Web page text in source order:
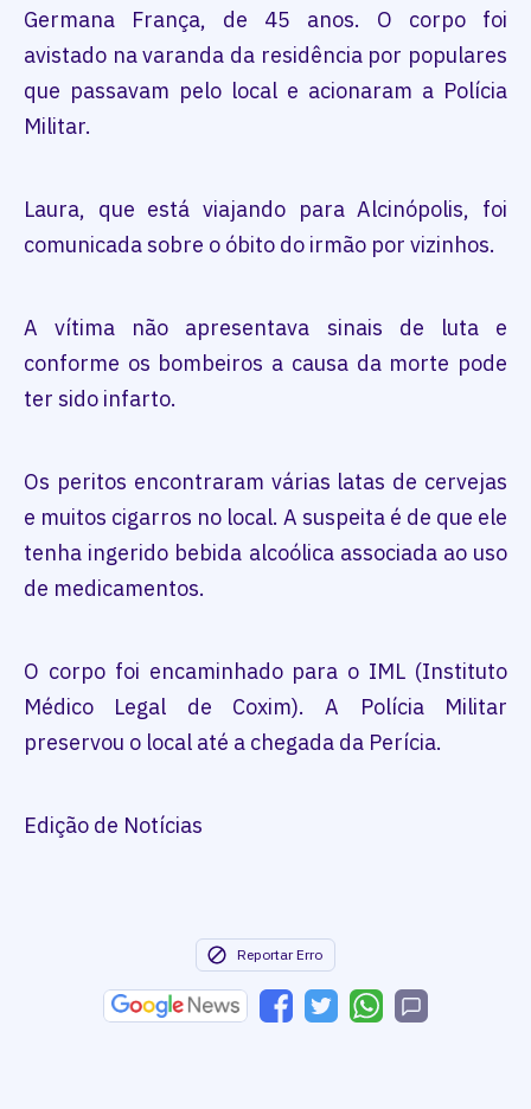
Germana França, de 45 anos. O corpo foi
avistado na varanda da residência por populares
que passavam pelo local e acionaram a Polícia
Militar.
Laura, que está viajando para Alcinópolis, foi
comunicada sobre o óbito do irmão por vizinhos.
A vítima não apresentava sinais de luta e
conforme os bombeiros a causa da morte pode
ter sido infarto.
Os peritos encontraram várias latas de cervejas
e muitos cigarros no local. A suspeita é de que ele
tenha ingerido bebida alcoólica associada ao uso
de medicamentos.
O corpo foi encaminhado para o IML (Instituto
Médico Legal de Coxim). A Polícia Militar
preservou o local até a chegada da Perícia.
Edição de Notícias
Reportar Erro